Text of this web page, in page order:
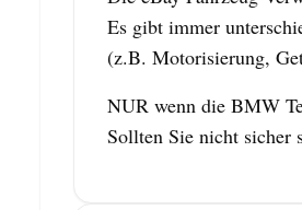
Es gibt immer
(z.B. Motorisierung,
NUR wenn die BMW
Sollten Sie nicht sicher